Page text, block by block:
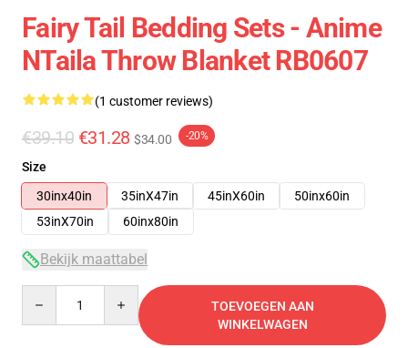
Fairy Tail Bedding Sets - Anime
NTaila Throw Blanket RB0607
(1 customer reviews)
€39.10 €31.28 $34.00 -20%
Size
30inx40in
35inX47in 45inX60in
50inx60in
53inX70in
60inx80in
Bekijk maattabel
TOEVOEGEN AAN
WINKELWAGEN